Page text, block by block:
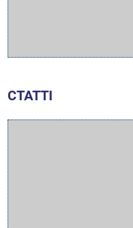
СТАТТІ